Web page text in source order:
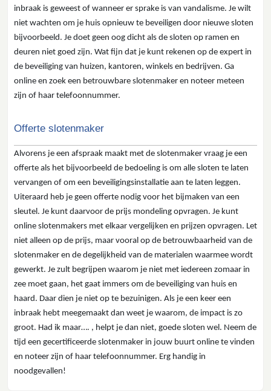
inbraak is geweest of wanneer er sprake is van vandalisme. Je wilt
niet wachten om je huis opnieuw te beveiligen door nieuwe sloten
bijvoorbeeld. Je doet geen oog dicht als de sloten op ramen en
deuren niet goed zijn. Wat fijn dat je kunt rekenen op de expert in
de beveiliging van huizen, kantoren, winkels en bedrijven. Ga
online en zoek een betrouwbare slotenmaker en noteer meteen
zijn of haar telefoonnummer.
Offerte slotenmaker
Alvorens je een afspraak maakt met de slotenmaker vraag je een
offerte als het bijvoorbeeld de bedoeling is om alle sloten te laten
vervangen of om een beveiligingsinstallatie aan te laten leggen.
Uiteraard heb je geen offerte nodig voor het bijmaken van een
sleutel. Je kunt daarvoor de prijs mondeling opvragen. Je kunt
online slotenmakers met elkaar vergelijken en prijzen opvragen. Let
niet alleen op de prijs, maar vooral op de betrouwbaarheid van de
slotenmaker en de degelijkheid van de materialen waarmee wordt
gewerkt. Je zult begrijpen waarom je niet met iedereen zomaar in
zee moet gaan, het gaat immers om de beveiliging van huis en
haard. Daar dien je niet op te bezuinigen. Als je een keer een
inbraak hebt meegemaakt dan weet je waarom, de impact is zo
groot. Had ik maar…. , helpt je dan niet, goede sloten wel. Neem de
tijd een gecertificeerde slotenmaker in jouw buurt online te vinden
en noteer zijn of haar telefoonnummer. Erg handig in
noodgevallen!